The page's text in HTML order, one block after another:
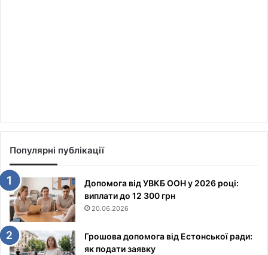
Популярні публікації
Допомога від УВКБ ООН у 2026 році:
виплати до 12 300 грн
20.06.2026
Грошова допомога від Естонської ради:
як подати заявку